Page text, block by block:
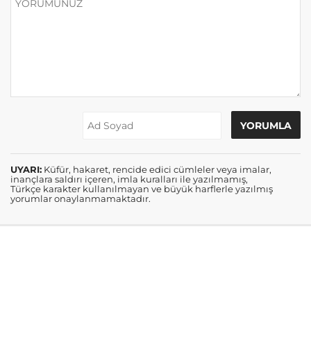
UYARI: Küfür, hakaret, rencide edici cümleler veya imalar,
inançlara saldırı içeren, imla kuralları ile yazılmamış,
Türkçe karakter kullanılmayan ve büyük harflerle yazılmış
yorumlar onaylanmamaktadır.